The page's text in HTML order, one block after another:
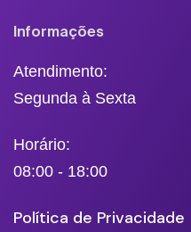
Informações
Atendimento:
Segunda à Sexta
Horário:
08:00 - 18:00
Política de Privacidade